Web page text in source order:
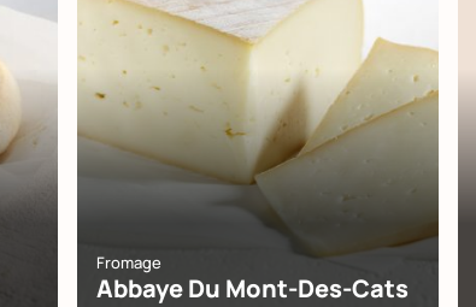
Fromage
Abbaye Du Mont-Des-Cats